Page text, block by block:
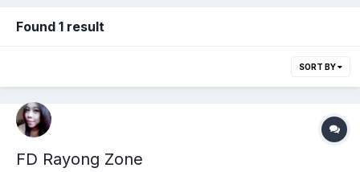
Found 1 result
SORT BY
FD Rayong Zone